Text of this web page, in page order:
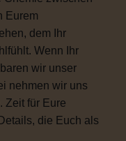
Eurem
dem Ihr
Wenn Ihr
wir unser
nehmen wir uns
Zeit für Eure
die Euch als